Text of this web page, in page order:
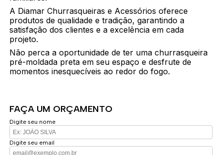
A Diamar Churrasqueiras e Acessórios oferece
produtos de qualidade e tradição, garantindo a
satisfação dos clientes e a excelência em cada
projeto.
Não perca a oportunidade de ter uma churrasqueira
pré-moldada preta em seu espaço e desfrute de
momentos inesquecíveis ao redor do fogo.
FAÇA UM ORÇAMENTO
Digite seu nome
Digite seu email